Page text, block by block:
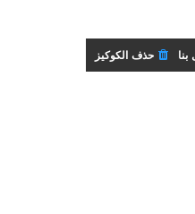
حذف الكوكيز